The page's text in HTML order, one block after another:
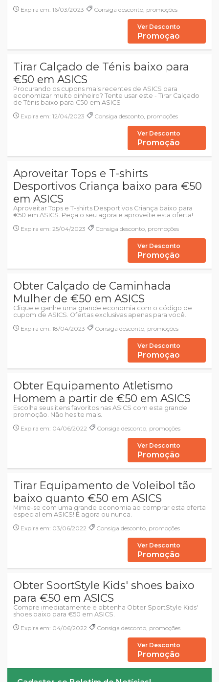
Expira em: 16/03/2023
Consiga desconto, promoções
Ver Desconto
Promoção
Tirar Calçado de Ténis baixo para
€50 em ASICS
Procurando os cupons mais recentes de ASICS para
economizar muito dinheiro? Tente usar este - Tirar Calçado
de Ténis baixo para €50 em ASICS
Expira em: 12/04/2023
Consiga desconto, promoções
Ver Desconto
Promoção
Aproveitar Tops e T-shirts
Desportivos Criança baixo para €50
em ASICS
Aproveitar Tops e T-shirts Desportivos Criança baixo para
€50 em ASICS. Peça o seu agora e aproveite esta oferta!
Expira em: 25/04/2023
Consiga desconto, promoções
Ver Desconto
Promoção
Obter Calçado de Caminhada
Mulher de €50 em ASICS
Clique e ganhe uma grande economia com o código de
cupom de ASICS. Ofertas exclusivas apenas para você.
Expira em: 18/04/2023
Consiga desconto, promoções
Ver Desconto
Promoção
Obter Equipamento Atletismo
Homem a partir de €50 em ASICS
Escolha seus itens favoritos nas ASICS com esta grande
promoção. Não hesite mais.
Expira em: 04/06/2022
Consiga desconto, promoções
Ver Desconto
Promoção
Tirar Equipamento de Voleibol tão
baixo quanto €50 em ASICS
Mime-se com uma grande economia ao comprar esta oferta
especial em ASICS! É agora ou nunca.
Expira em: 03/06/2022
Consiga desconto, promoções
Ver Desconto
Promoção
Obter SportStyle Kids' shoes baixo
para €50 em ASICS
Compre imediatamente e obtenha Obter SportStyle Kids'
shoes baixo para €50 em ASICS.
Expira em: 04/06/2022
Consiga desconto, promoções
Ver Desconto
Promoção